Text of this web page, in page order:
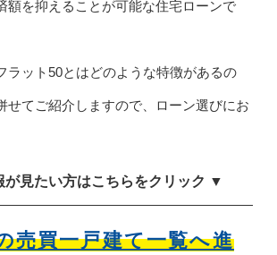
額を抑えることが可能な住宅ローンで
ラット50とはどのような特徴があるの
せてご紹介しますので、ローン選びにお
見たい方はこちらをクリック ▼
売買一戸建て一覧へ進